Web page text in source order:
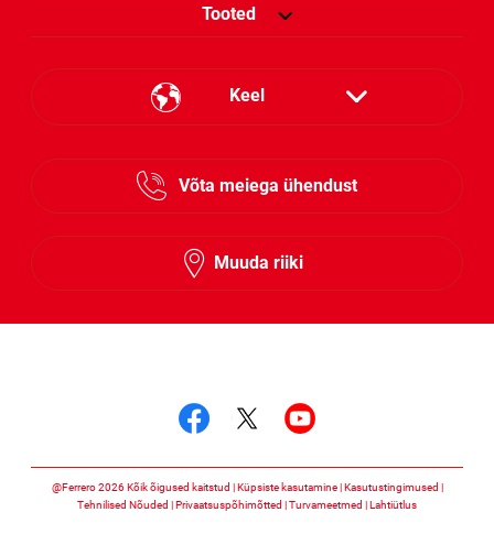
Tooted
Keel
Estonian
Latvian
Võta meiega ühendust
Muuda riiki
@Ferrero 2026 Kõik õigused kaitstud Küpsiste kasutamine
Kasutustingimused
Tehnilised Nõuded
Privaatsuspõhimõtted Turvameetmed Lahtiütlus